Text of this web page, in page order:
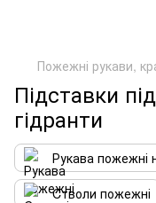
Пожежні рукави,
Підставки
гідранти
Рукава пожежні
Cтволи пожежні